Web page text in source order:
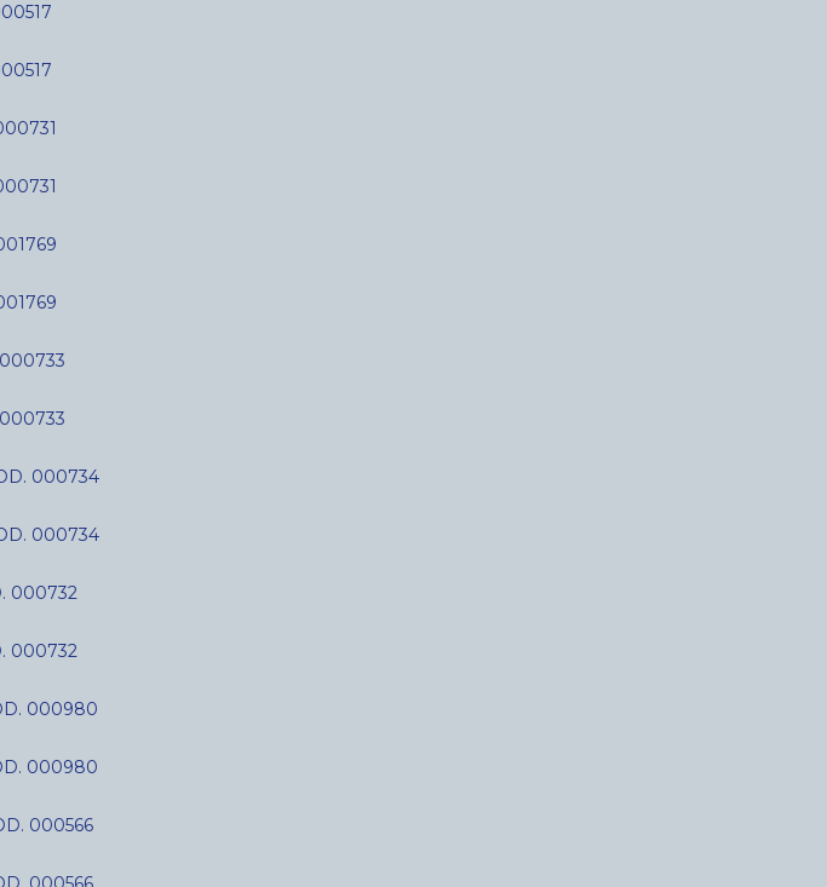
000734
000734
000732
000732
000980
000980
000566